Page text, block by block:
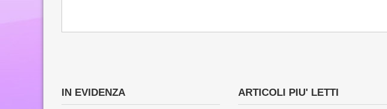
IN EVIDENZA ARTICOLI PIU' LETTI